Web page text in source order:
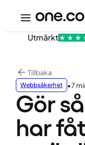
Utmärkt
Tillbaka
Webbsäkerhet •7
Gör
har